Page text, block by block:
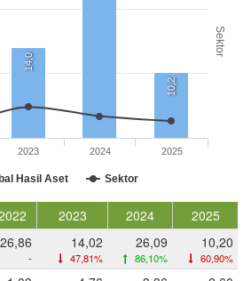
Sektor
14,0
10,2
Hasil Aset Sektor
2023 2024 2025
2023 2024
2025
26,86
-
14,02
47,81%
26,09
86,10%
10,20
60,90%